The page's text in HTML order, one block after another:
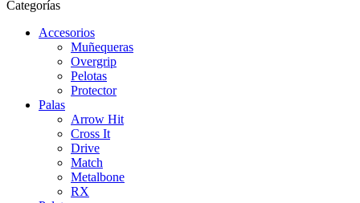
Categorías
Accesorios
Muñequeras
Overgrip
Pelotas
Protector
Palas
Arrow Hit
Cross It
Drive
Match
Metalbone
RX